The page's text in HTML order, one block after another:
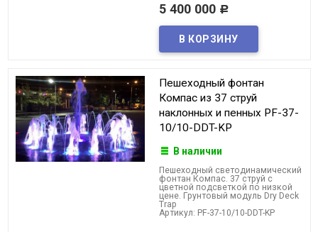
5 400 000 Р
Пешеходный фонтан
Компас из 37 струй
наклонных и пенных PF-37-
10/10-DDT-KP
В наличии
Пешеходный светодинамический
фонтан Компас. 37 струй с
цветной подсветкой по низкой
цене. Грунтовый модуль Dry Deck
Trap
Артикул: PF-37-10/10-DDT-KP